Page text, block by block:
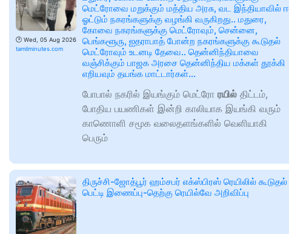
🕑 Wed, 05 Aug 2026
tamilminutes.com
மெட்ரோவை மறுக்கும் மத்திய அரசு, வட இந்தியாவில் ஈ
ஓட்டும் நகரங்களுக்கு வழங்கி வருகிறது.. மதுரை,
கோவை நகரங்களுக்கு மெட்ரோவும், சென்னை,
பெங்களூரு, ஐதராபாத் போன்ற நகரங்களுக்கு கூடுதல்
மெட்ரோவும் உடனடி தேவை.. தென்னிந்தியாவை
வஞ்சிக்கும் பாஜக அரசை தென்னிந்திய மக்கள் தூக்கி
எறியவும் தயங்க மாட்டார்கள்…
போபால் நகரில் இயங்கும் மெட்ரோ ரயில் திட்டம்,
போதிய பயணிகள் இன்றி காலியாக இயங்கி வரும்
காணொளி சமூக வலைதளங்களில் வெளியாகி
பெரும்
திருச்சி-ஜோத்பூர் ஹம்சபர் எக்ஸ்பிரஸ் ரெயிலில் கூடுதல்
பெட்டி இணைப்பு-தெற்கு ரெயில்வே அறிவிப்பு